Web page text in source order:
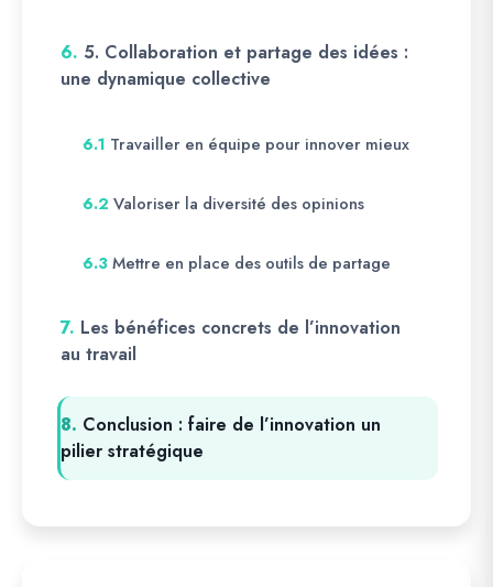
6. 5. Collaboration et partage des idées :
une dynamique collective
6.1 Travailler en équipe pour innover mieux
6.2 Valoriser la diversité des opinions
6.3 Mettre en place des outils de partage
7. Les bénéfices concrets de l’innovation
au travail
8. Conclusion : faire de l’innovation un
pilier stratégique